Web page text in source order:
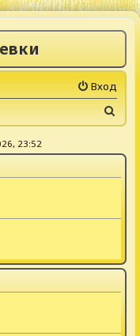
Вход
о
23:52